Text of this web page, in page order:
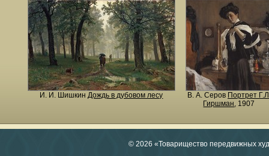
И. И. ШишкинДождь в дубовом лесу В. А. Серов Портрет
Гиршман, 1907
© 2026 «Товарищество передвижных